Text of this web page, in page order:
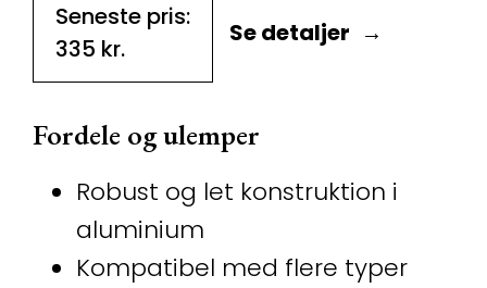
Fordele og ulemper
Robust og let konstruktion i
aluminium
Kompatibel med flere typer
Seneste pris:
335 kr.
Se detaljer